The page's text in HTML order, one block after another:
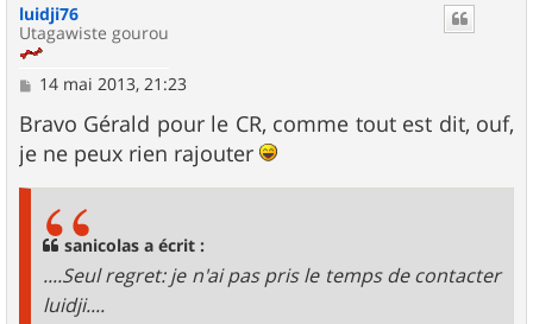
luidji76
Utagawiste gourou
M
s
s
a
14 mai 2013, 21:23
Bravo Gérald pour le CR, comme tout est dit, ouf,
je ne peux rien rajouter
sanicolas a écrit :
....Seul regret: je n'ai pas pris le temps de contacter
luidji....